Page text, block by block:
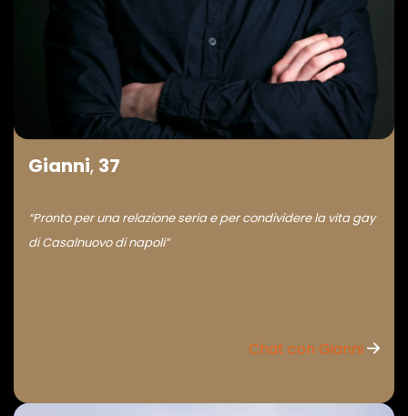
Gianni, 37
“Pronto per una relazione seria e per condividere la vita gay
di Casalnuovo di napoli”
Chat con Gianni